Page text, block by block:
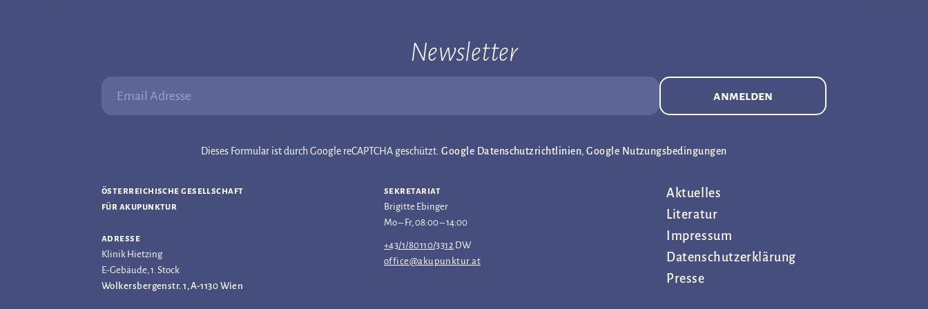
Newsletter
Email Adresse:
anmelden
Dieses Formular ist durch Google reCAPTCHA geschützt.Google Datenschutzrichtlinien,Google Nutzungsbedingungen
österreichische gesellschaft
für akupunktur
adresse
Klinik Hietzing
E-Gebäude, 1. Stock
Wolkersbergenstr. 1, A-1130 Wien
sekretariat
Brigitte Ebinger
Mo – Fr, 08:00 – 14:00
+43/1/80110/3312 DW
office@akupunktur.at
Aktuelles
Literatur
Impressum
Datenschutz­erklärung
Presse